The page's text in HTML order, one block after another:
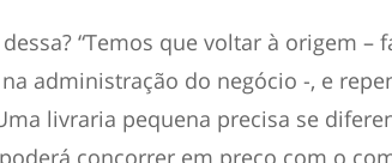
“Temos que voltar à origem –
administração do negócio -, e
livraria pequena precisa se
concorrer em preço com o